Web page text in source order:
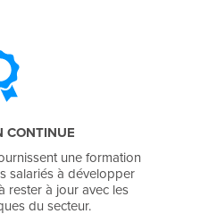
CONTINUE
une formation
salariés à développer
rester à jour avec les
du secteur.